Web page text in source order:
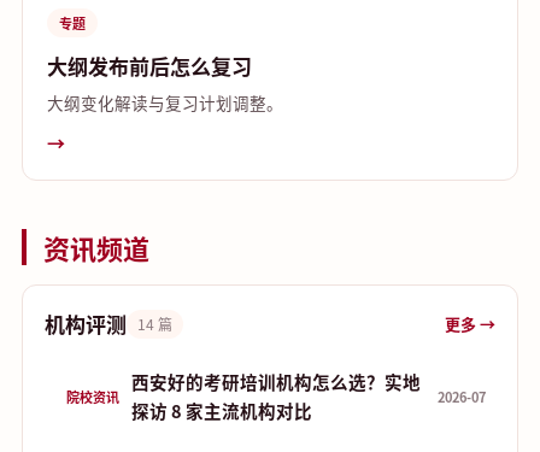
专题
大纲发布前后怎么复习
大纲变化解读与复习计划调整。
→
资讯频道
机构评测 14 篇 更多 →
院校资讯
西安好的考研培训机构怎么选？实地
探访 8 家主流机构对比
2026-07